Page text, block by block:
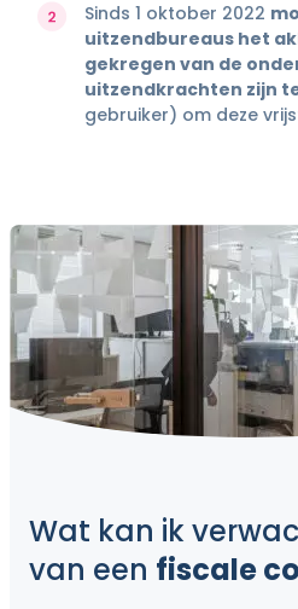
Sinds 1 oktober 2022
uitzendbureaus het
gekregen van de
uitzendkrachten zijn
gebruiker) om deze
Wat kan ik
van een fiscale